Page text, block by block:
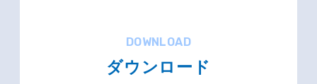
DOWNLOAD
ダウンロード